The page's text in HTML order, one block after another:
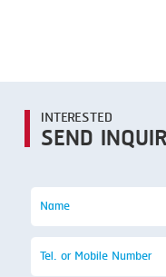
INTERESTED
SEND